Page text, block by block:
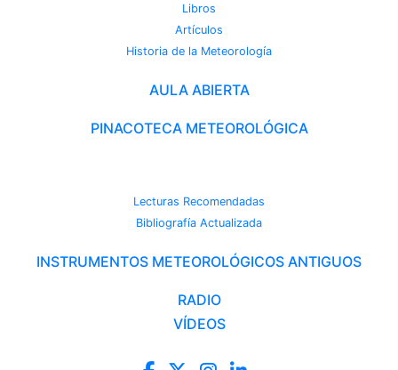
Libros
Artículos
Historia de la Meteorología
AULA ABIERTA
PINACOTECA METEOROLÓGICA
Lecturas Recomendadas
Bibliografía Actualizada
INSTRUMENTOS METEOROLÓGICOS ANTIGUOS
RADIO
VÍDEOS